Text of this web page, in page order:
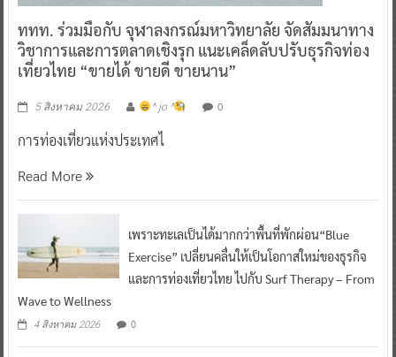
ททท. ร่วมมือกับ จุฬาลงกรณ์มหาวิทยาลัย จัดสัมมนาทาง
วิชาการและการตลาดเชิงรุก แนะเคล็ดลับปรับธุรกิจท่อง
เที่ยวไทย “ขายได้ ขายดี ขายนาน”
5 สิงหาคม 2026 ^ jo ^ 0
การท่องเที่ยวแห่งประเทศไ
Read More
เพราะทะเลเป็นได้มากกว่าพื้นที่พักผ่อน“Blue
Exercise” เปลี่ยนคลื่นให้เป็นโอกาสใหม่ของธุรกิจ
และการท่องเที่ยวไทย ไปกับ Surf Therapy – From
Wave to Wellness
4 สิงหาคม 2026 0